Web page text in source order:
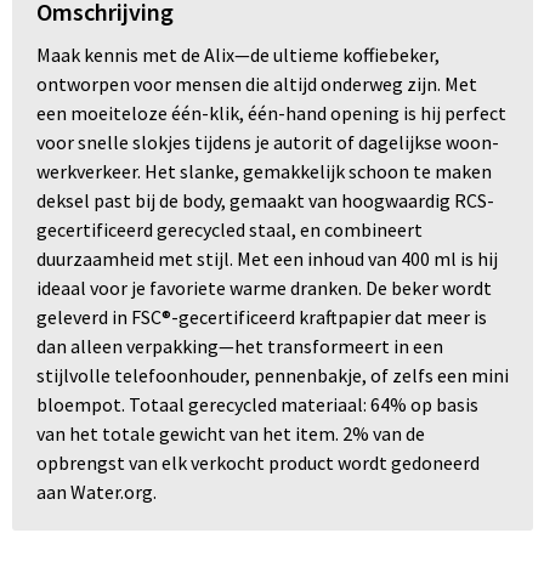
Omschrijving
Maak kennis met de Alix—de ultieme koffiebeker,
ontworpen voor mensen die altijd onderweg zijn. Met
een moeiteloze één-klik, één-hand opening is hij perfect
voor snelle slokjes tijdens je autorit of dagelijkse woon-
werkverkeer. Het slanke, gemakkelijk schoon te maken
deksel past bij de body, gemaakt van hoogwaardig RCS-
gecertificeerd gerecycled staal, en combineert
duurzaamheid met stijl. Met een inhoud van 400 ml is hij
ideaal voor je favoriete warme dranken. De beker wordt
geleverd in FSC®-gecertificeerd kraftpapier dat meer is
dan alleen verpakking—het transformeert in een
stijlvolle telefoonhouder, pennenbakje, of zelfs een mini
bloempot. Totaal gerecycled materiaal: 64% op basis
van het totale gewicht van het item. 2% van de
opbrengst van elk verkocht product wordt gedoneerd
aan Water.org.